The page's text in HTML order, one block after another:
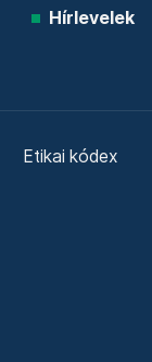
Hírlevelek
Etikai kódex